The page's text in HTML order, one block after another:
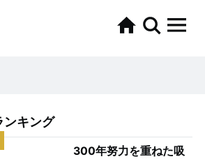
ンキング
300年努力を重ねた吸